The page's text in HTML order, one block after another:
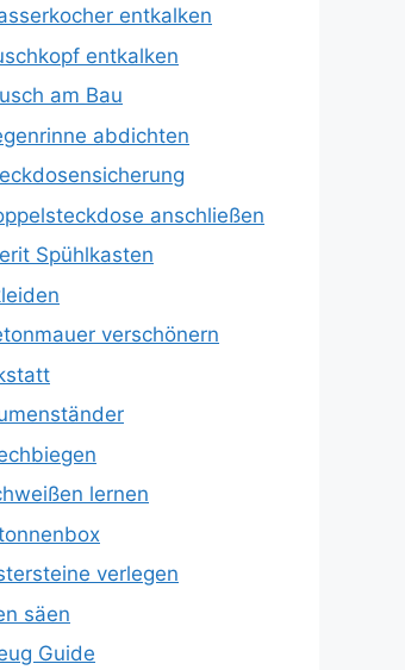
entkalken
entkalken
am Bau
abdichten
anschließen
Spühlkasten
verschönern
lernen
verlegen
säen
Guide